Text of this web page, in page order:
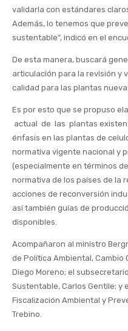
validarla con estándares
Además, lo tenemos que
sustentable”, indicó en el
De esta manera, buscará
articulación para la revisión y
calidad para las plantas
Es por esto que se propuso
actual de las plantas
énfasis en las plantas de
normativa vigente nacional y
(especialmente en términos
normativa de los países de la
acciones de reconversión
así también guías de
disponibles.
Acompañaron al ministro
de Política Ambiental, Cambio
Diego Moreno; el
Sustentable, Carlos Gentile; y
Fiscalización Ambiental y
Trebino.